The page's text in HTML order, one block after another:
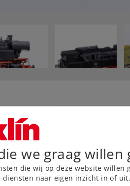
van korte
met
rookuitstoot.
we graag willen
die wij op deze website willen
diensten naar eigen inzicht in of uit.